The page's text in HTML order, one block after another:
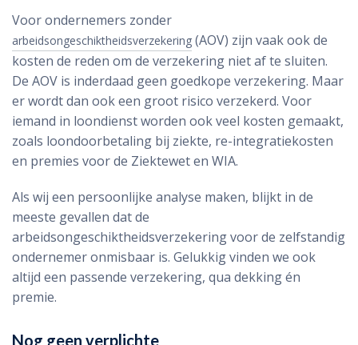
Voor ondernemers zonder
arbeidsongeschiktheidsverzekering (AOV) zijn vaak ook de
kosten de reden om de verzekering niet af te sluiten.
De AOV is inderdaad geen goedkope verzekering. Maar
er wordt dan ook een groot risico verzekerd. Voor
iemand in loondienst worden ook veel kosten gemaakt,
zoals loondoorbetaling bij ziekte, re-integratiekosten
en premies voor de Ziektewet en WIA.
Als wij een persoonlijke analyse maken, blijkt in de
meeste gevallen dat de
arbeidsongeschiktheidsverzekering voor de zelfstandig
ondernemer onmisbaar is. Gelukkig vinden we ook
altijd een passende verzekering, qua dekking én
premie.
Nog geen verplichte